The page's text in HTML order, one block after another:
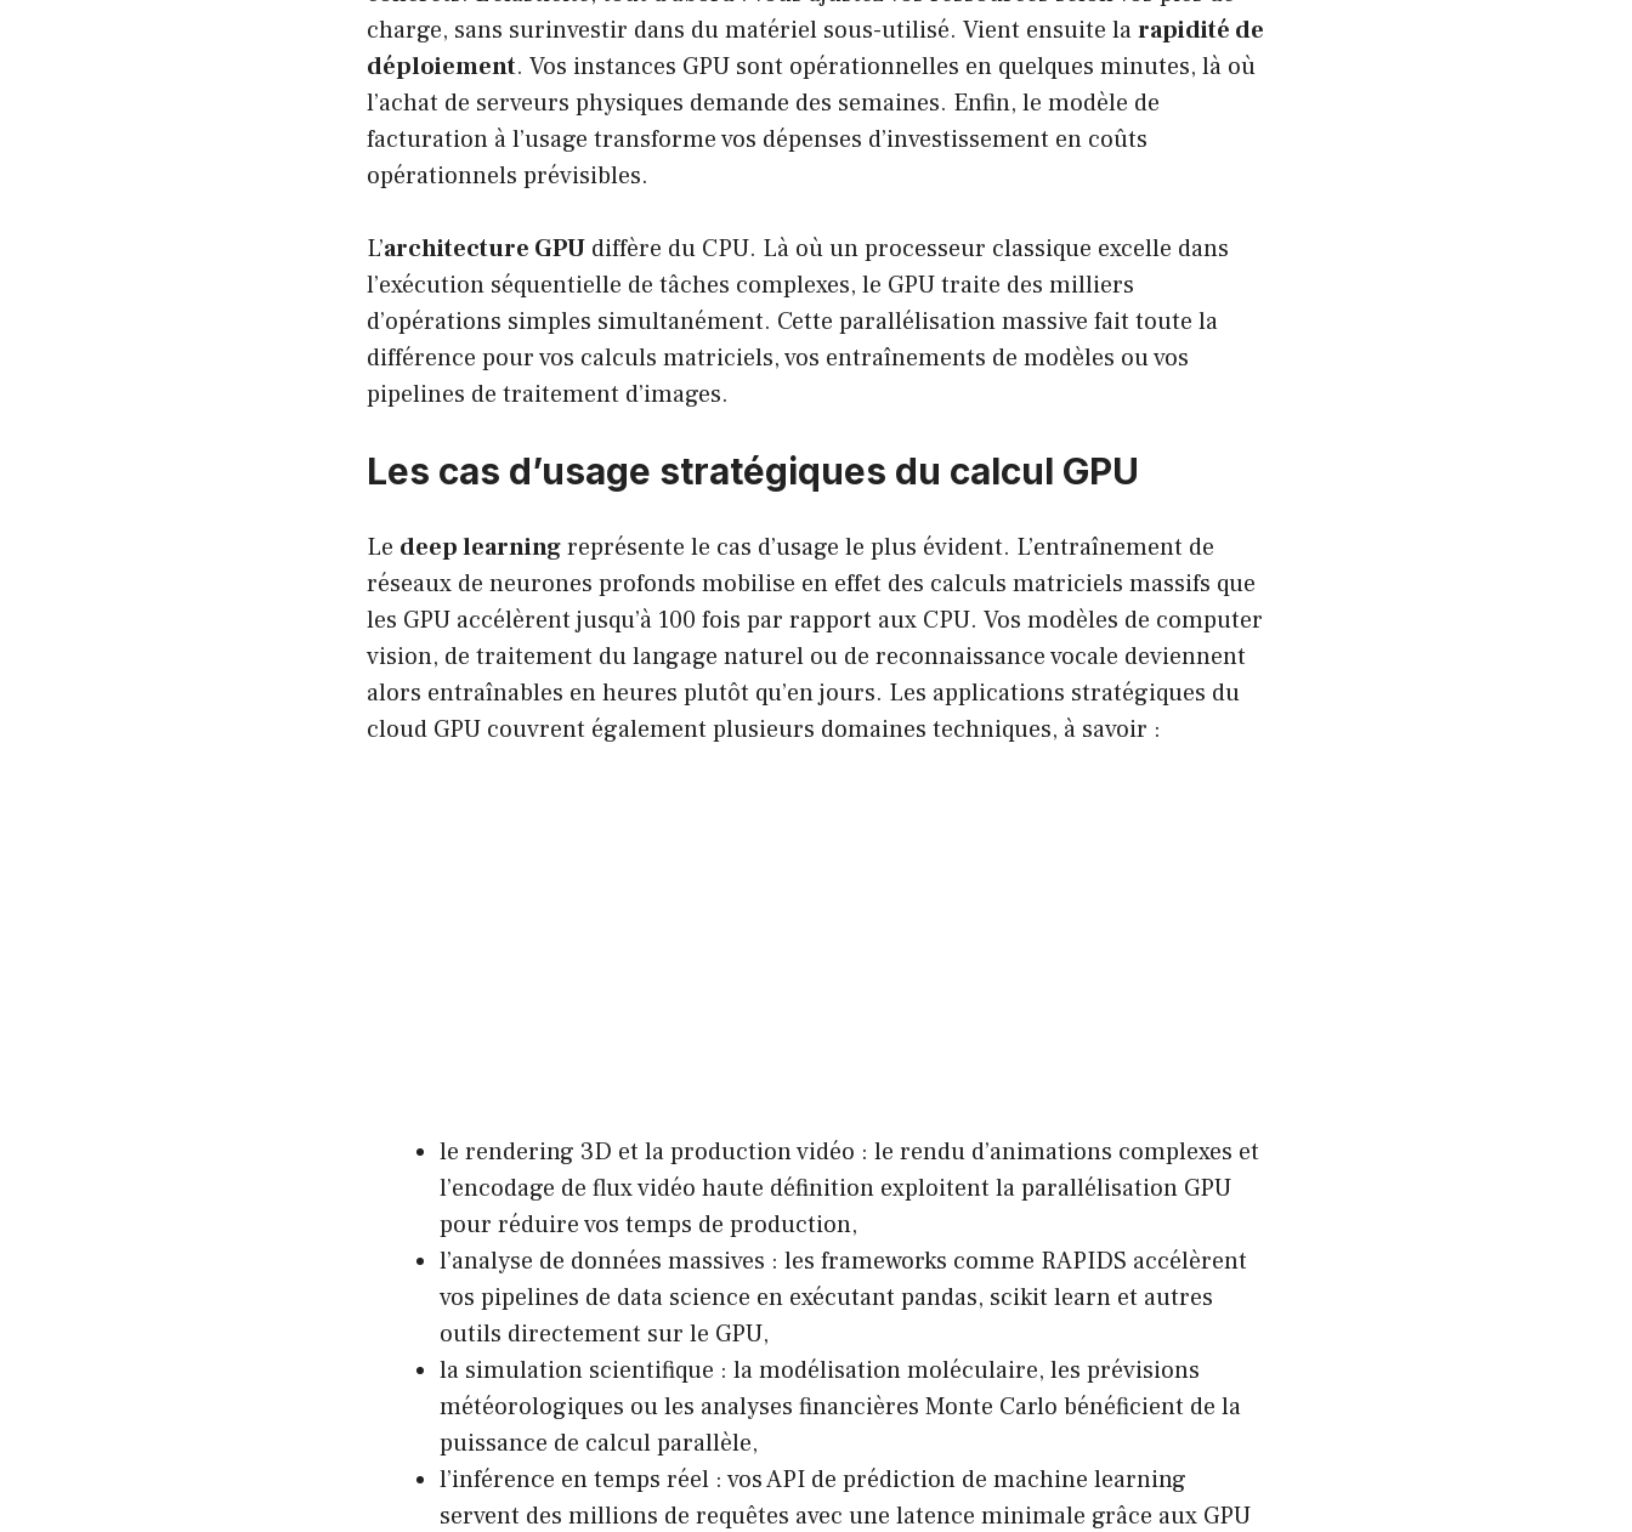
charge, sans surinvestir dans du matériel sous-utilisé. Vient ensuite larapidité de
déploiement. Vos instances GPU sont opérationnelles en quelques minutes, là où
l’achat de serveurs physiques demande des semaines. Enfin, le modèle de
facturation à l’usage transforme vos dépenses d’investissement en coûts
opérationnels prévisibles.
L’architecture GPU diffère du CPU. Là où un processeur classique excelle dans
l’exécution séquentielle de tâches complexes, le GPU traite des milliers
d’opérations simples simultanément. Cette parallélisation massive fait toute la
différence pour vos calculs matriciels, vos entraînements de modèles ou vos
pipelines de traitement d’images.
Les cas d’usage stratégiques du calcul GPU
Le deep learningreprésente le cas d’usage le plus évident. L’entraînement de
réseaux de neurones profonds mobilise en effet des calculs matriciels massifs que
les GPU accélèrent jusqu’à 100 fois par rapport aux CPU. Vos modèles de computer
vision, de traitement du langage naturel ou de reconnaissance vocale deviennent
alors entraînables en heures plutôt qu’en jours. Les applications stratégiques du
cloud GPU couvrent également plusieurs domaines techniques, à savoir :
le rendering 3D et la production vidéo : le rendu d’animations complexes et
l’encodage de flux vidéo haute définition exploitent la parallélisation GPU
pour réduire vos temps de production,
l’analyse de données massives : les frameworks comme RAPIDS accélèrent
vos pipelines de data science en exécutant pandas, scikit learn et autres
outils directement sur le GPU,
la simulation scientifique : la modélisation moléculaire, les prévisions
météorologiques ou les analyses financières Monte Carlo bénéficient de la
puissance de calcul parallèle,
l’inférence en temps réel : vos API de prédiction de machine learning
servent des millions de requêtes avec une latence minimale grâce aux GPU